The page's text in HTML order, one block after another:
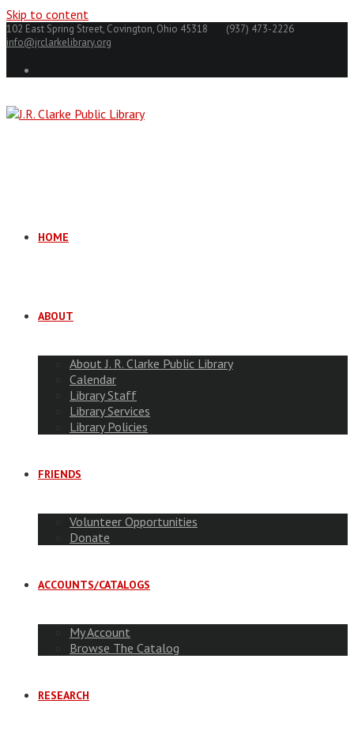
Skip to content
102 East Spring Street, Covington, Ohio 45318
(937) 473-2226
info@jrclarkelibrary.org
HOME
ABOUT
About J. R. Clarke Public Library
Calendar
Library Staff
Library Services
Library Policies
FRIENDS
Volunteer Opportunities
Donate
ACCOUNTS/CATALOGS
My Account
Browse The Catalog
RESEARCH